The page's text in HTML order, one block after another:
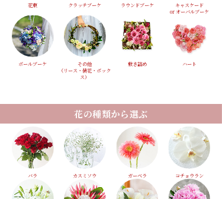
花束 クラッチブーケ ラウンドブーケ
キャスケード
or オーバルブーケ
ボールブーケ
その他
（リース・装花・ボック
ス）
敷き詰め ハート
花の種類から選ぶ
バラ カスミソウ ガーベラ コチョウラン